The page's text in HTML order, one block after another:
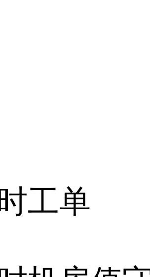
工单